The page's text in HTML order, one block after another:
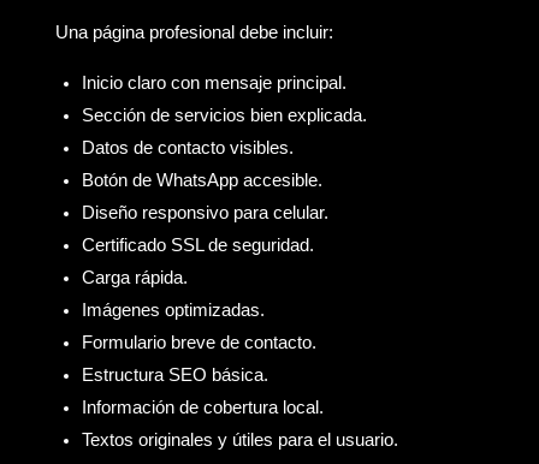
Una página profesional debe incluir:
Inicio claro con mensaje principal.
Sección de servicios bien explicada.
Datos de contacto visibles.
Botón de WhatsApp accesible.
Diseño responsivo para celular.
Certificado SSL de seguridad.
Carga rápida.
Imágenes optimizadas.
Formulario breve de contacto.
Estructura SEO básica.
Información de cobertura local.
Textos originales y útiles para el usuario.